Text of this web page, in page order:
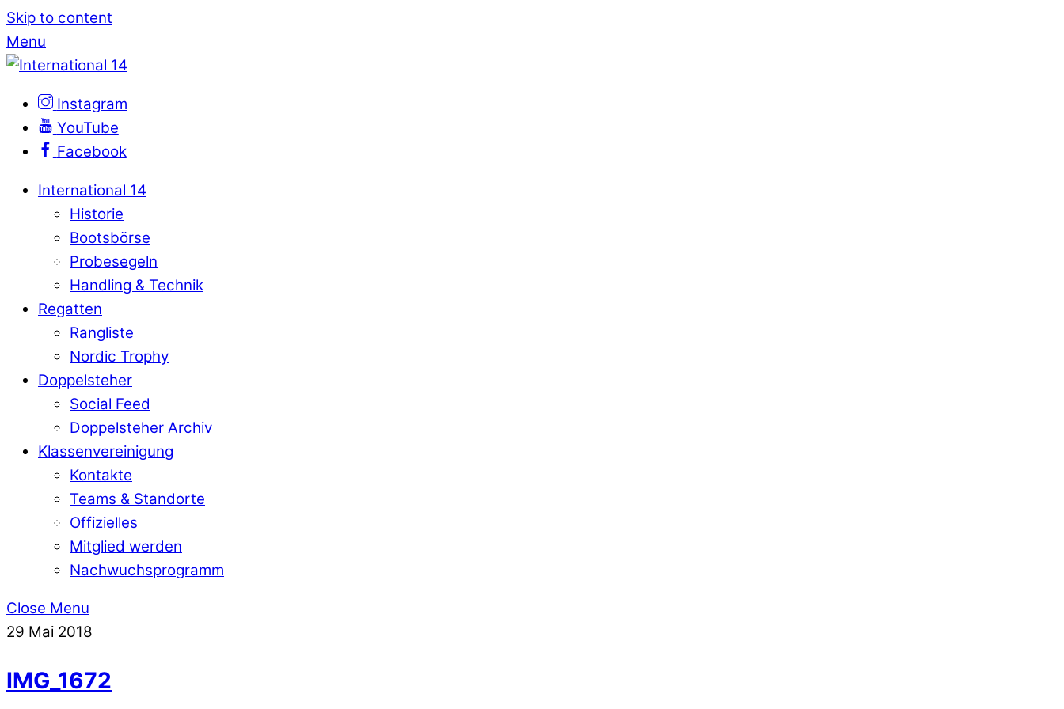
Skip to content
Menu
Instagram
YouTube
Facebook
International 14
Historie
Bootsbörse
Probesegeln
Handling & Technik
Regatten
Rangliste
Nordic Trophy
Doppelsteher
Social Feed
Doppelsteher Archiv
Klassenvereinigung
Kontakte
Teams & Standorte
Offizielles
Mitglied werden
Nachwuchsprogramm
Close Menu
29 Mai 2018
IMG_1672